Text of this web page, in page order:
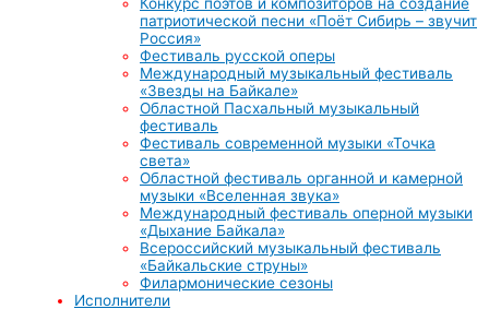
патриотической песни «Поёт Сибирь – звучит
Россия»
Фестиваль русской оперы
Международный музыкальный фестиваль
«Звезды на Байкале»
Областной Пасхальный музыкальный
фестиваль
Фестиваль современной музыки «Точка
света»
Областной фестиваль органной и камерной
музыки «Вселенная звука»
Международный фестиваль оперной музыки
«Дыхание Байкала»
Всероссийский музыкальный фестиваль
«Байкальские струны»
Филармонические сезоны
Исполнители